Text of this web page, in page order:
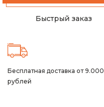
Быстрый заказ
Бесплатная доставка от 9.000
рублей